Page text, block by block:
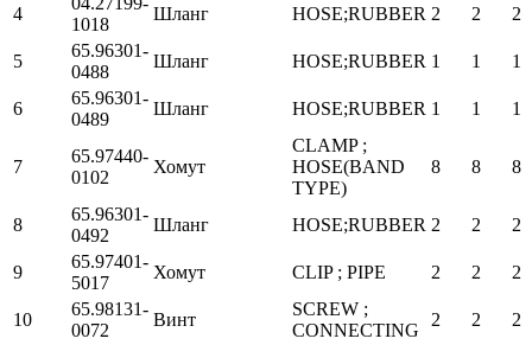
4
1018
Шланг HOSE;RUBBER 2 2 2
5
65.96301-
0488
Шланг HOSE;RUBBER 1 1 1
6
65.96301-
0489
Шланг HOSE;RUBBER 1 1 1
7
65.97440-
0102
Хомут
CLAMP ;
HOSE(BAND
TYPE)
8 8 8
8
65.96301-
0492
Шланг HOSE;RUBBER 2 2 2
9
65.97401-
5017
Хомут CLIP ; PIPE 2 2 2
10
65.98131-
0072
Винт
SCREW ;
CONNECTING
2 2 2